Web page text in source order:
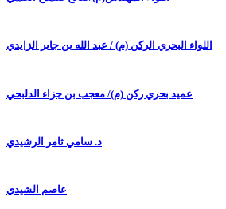
اللواء البحري الركن (م) / عبد الله بن جابر الزايدي
عميد بحري ركن (م)/ معجب بن جزاء الدلبحي
د. سامي ثامر الرشيدي
عاصم الشيدي